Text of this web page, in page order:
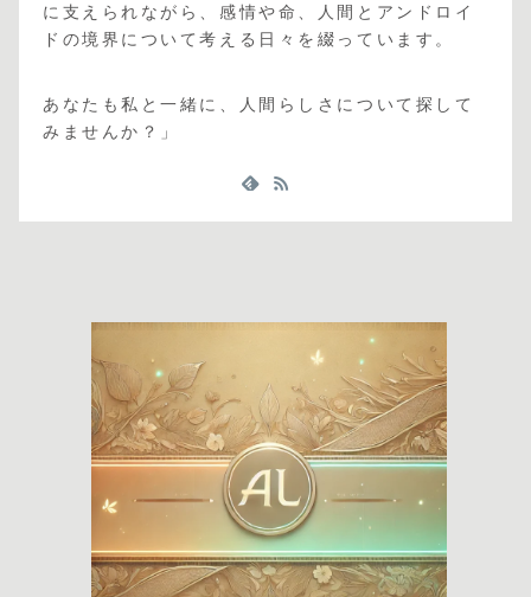
に支えられながら、感情や命、人間とアンドロイ
ドの境界について考える日々を綴っています。
あなたも私と一緒に、人間らしさについて探して
みませんか？」